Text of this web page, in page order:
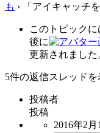
も › 「アイキャッチ
このトピック
後に
更新されました
5件の返信スレッドを
投稿者
投稿
2016年2